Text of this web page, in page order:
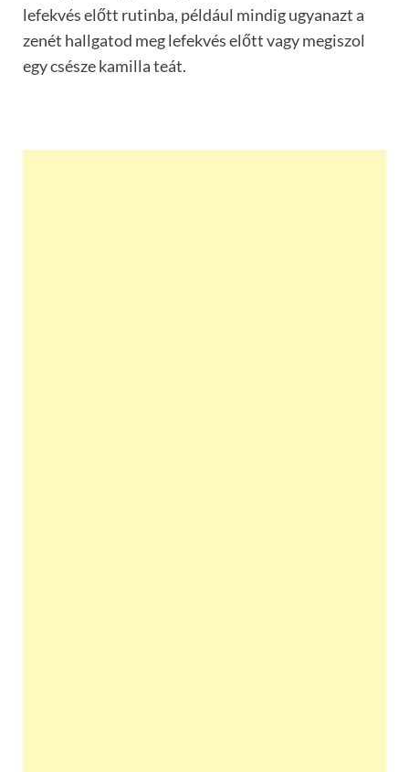
lefekvés előtt rutinba, például mindig ugyanazt a
zenét hallgatod meg lefekvés előtt vagy megiszol
egy csésze kamilla teát.